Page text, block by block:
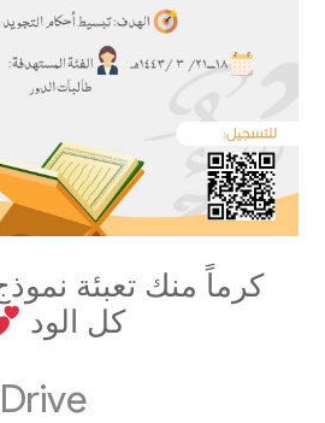
كرماً منك تعبئة
كل الود